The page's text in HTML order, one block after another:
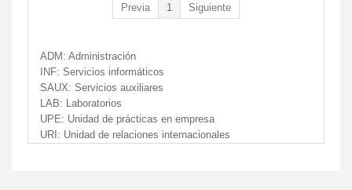
Previa 1 Siguiente
ADM: Administración
INF: Servicios informáticos
SAUX: Servicios auxiliares
LAB: Laboratorios
UPE: Unidad de prácticas en empresa
URI: Unidad de relaciones internacionales